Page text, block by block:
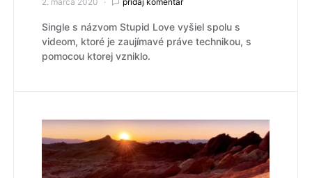
Single s názvom Stupid Love vyšiel spolu s
videom, ktoré je zaujímavé práve technikou, s
pomocou ktorej vzniklo.